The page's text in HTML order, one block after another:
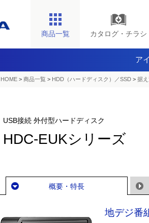
商品一覧 カタログ・チラシ
ア
HOME > 商品一覧 > HDD（ハードディスク）／SSD > 据
USB接続 外付型ハードディスク
HDC-EUKシリーズ
概要・特長
地デジ番